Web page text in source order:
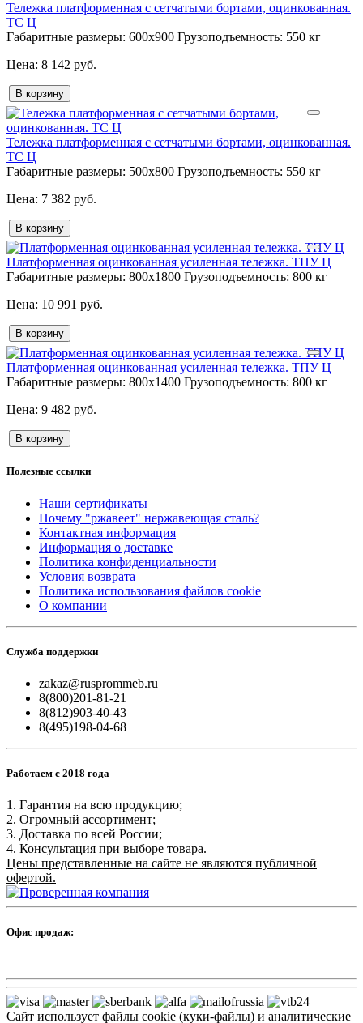
Тележка платформенная с сетчатыми бортами, оцинкованная.
ТС Ц
Габаритные размеры: 600х900 Грузоподъемность: 550 кг
8 142 руб.
В корзину
Тележка платформенная с сетчатыми бортами, оцинкованная.
ТС Ц
Габаритные размеры: 500х800 Грузоподъемность: 550 кг
7 382 руб.
В корзину
Платформенная оцинкованная усиленная тележка. ТПУ Ц
Габаритные размеры: 800х1800 Грузоподъемность: 800 кг
10 991 руб.
В корзину
Платформенная оцинкованная усиленная тележка. ТПУ Ц
Габаритные размеры: 800х1400 Грузоподъемность: 800 кг
9 482 руб.
В корзину
Полезные ссылки
Наши сертификаты
Почему "ржавеет" нержавеющая сталь?
Контактная информация
Информация о доставке
Политика конфиденциальности
Условия возврата
Политика использования файлов cookie
О компании
Служба поддержки
zakaz@rusprommeb.ru
8(800)201-81-21
8(812)903-40-43
8(495)198-04-68
Работаем с 2018 года
1. Гарантия на всю продукцию;
2. Огромный ассортимент;
3. Доставка по всей России;
4. Консультация при выборе товара.
Цены представленные на сайте не являются публичной
офертой.
Офис продаж:
Сайт использует файлы cookie (куки-файлы) и аналитические